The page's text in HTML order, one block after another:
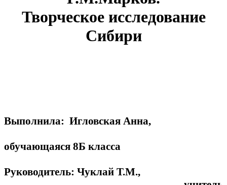
Творческое исследование
Сибири
Выполнила: Игловская Анна,
обучающаяся 8Б класса
Руководитель: Чуклай Т.М.,